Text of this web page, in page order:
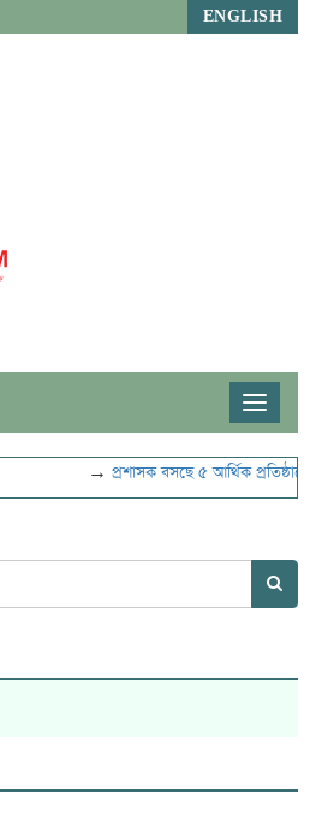
ENGLISH
Toggle
→প্রশাসক বসছে ৫ আর্থিক প্রতিষ্ঠানে